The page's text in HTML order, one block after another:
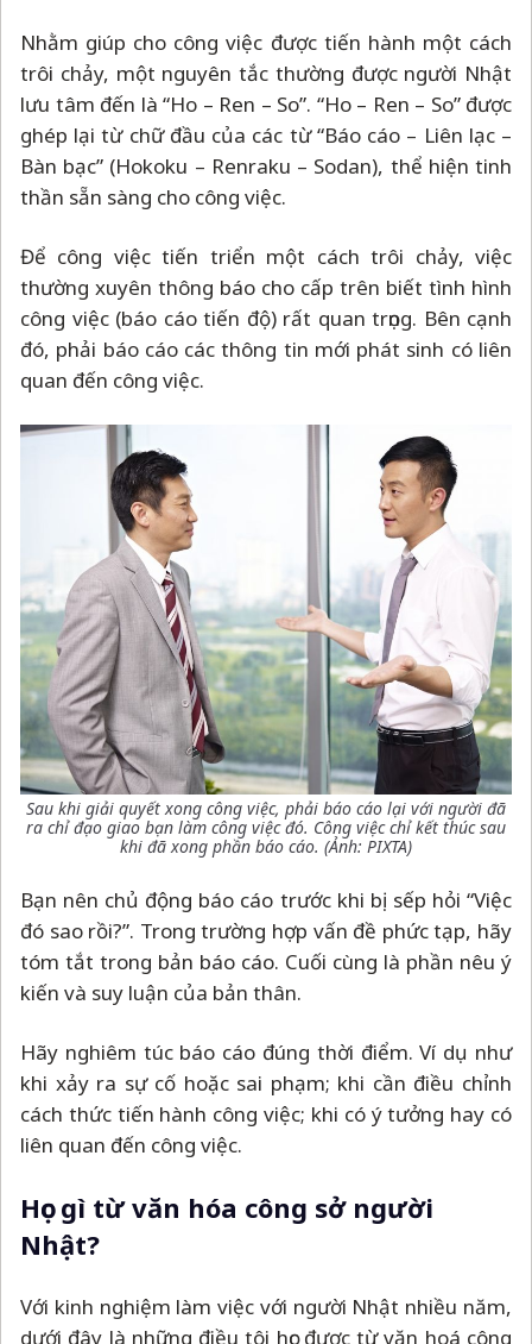
Nhằm giúp cho công việc được tiến hành một cách
trôi chảy, một nguyên tắc thường được người Nhật
lưu tâm đến là “Ho – Ren – So”. “Ho – Ren – So” được
ghép lại từ chữ đầu của các từ “Báo cáo – Liên lạc –
Bàn bạc” (Hokoku – Renraku – Sodan), thể hiện tinh
thần sẵn sàng cho công việc.
Để công việc tiến triển một cách trôi chảy, việc
thường xuyên thông báo cho cấp trên biết tình hình
công việc (báo cáo tiến độ) rất quan trọng. Bên cạnh
đó, phải báo cáo các thông tin mới phát sinh có liên
quan đến công việc.
Sau khi giải quyết xong công việc, phải báo cáo lại với người đã
ra chỉ đạo giao bạn làm công việc đó. Công việc chỉ kết thúc sau
khi đã xong phần báo cáo. (Ảnh: PIXTA)
Bạn nên chủ động báo cáo trước khi bị sếp hỏi “Việc
đó sao rồi?”. Trong trường hợp vấn đề phức tạp, hãy
tóm tắt trong bản báo cáo. Cuối cùng là phần nêu ý
kiến và suy luận của bản thân.
Hãy nghiêm túc báo cáo đúng thời điểm. Ví dụ như
khi xảy ra sự cố hoặc sai phạm; khi cần điều chỉnh
cách thức tiến hành công việc; khi có ý tưởng hay có
liên quan đến công việc.
Học gì từ văn hóa công sở người
Nhật?
Với kinh nghiệm làm việc với người Nhật nhiều năm,
dưới đây là những điều tôi học được từ văn hoá công